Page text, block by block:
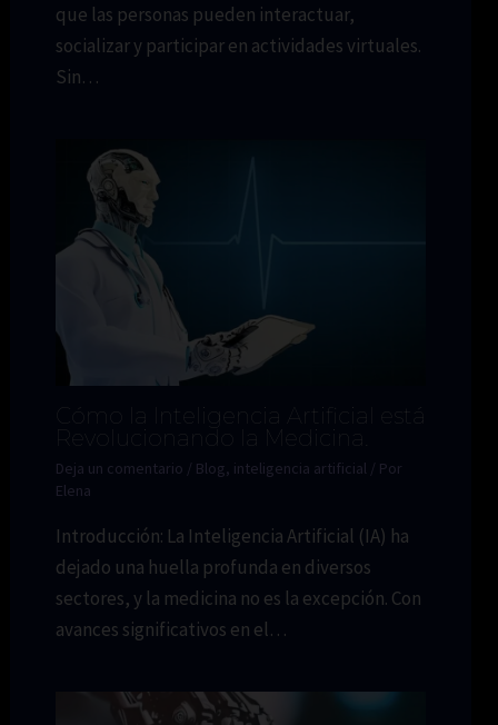
que las personas pueden interactuar,
socializar y participar en actividades virtuales.
Sin…
Cómo la Inteligencia Artificial está
Revolucionando la Medicina.
Deja un comentario / Blog, inteligencia artificial / Por
Elena
Introducción: La Inteligencia Artificial (IA) ha
dejado una huella profunda en diversos
sectores, y la medicina no es la excepción. Con
avances significativos en el…